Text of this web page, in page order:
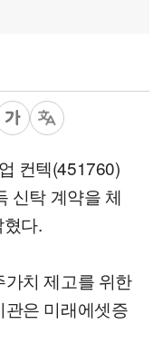
컨텍(451760)
신탁 계약을 체
다.
치 제고를 위한
관은 미래에셋증